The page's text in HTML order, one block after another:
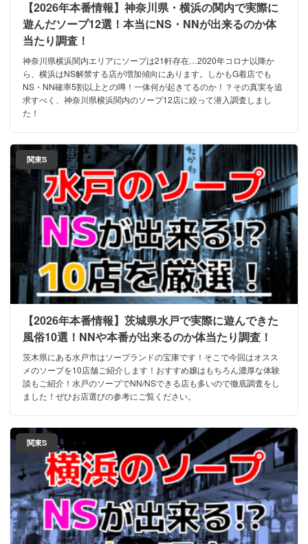
【2026年本番情報】神奈川県・横浜の関内で実際に
遊んだソープ12選！本当にNS・NNが出来るのか体
当たり調査！
神奈川県横浜関内エリアにソープは21軒存在…2020年コロナ以降か
ら、横浜はNS解禁する店が増加傾向にあります。しかもG着店でも
NS・NN確率5割以上との噂！一体何が起きてるのか！？その真実を追
求すべく、神奈川県横浜関内のソープ12店に絞って潜入調査しまし
た！
関東S
【2026年本番情報】茨城県水戸で実際に遊んできた
風俗10選！NNや本番が出来るのか体当たり調査！
茨木県にある水戸市はソープランドの宝庫です！そこで今回はオスス
メのソープを10店舗ご紹介します！おすすめ嬢はもちろん濃厚な体験
談もご紹介！水戸のソープでNN/NSできる店も多いので徹底調査をし
ました！ぜひお店選びの参考にご覧ください。
関東S